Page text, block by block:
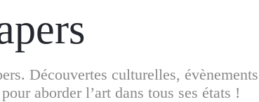
Découvertes culturelles,
aborder l’art dans tous ses états !